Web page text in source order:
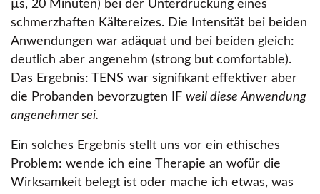
µs, 20 Minuten) bei der Unterdrückung eines
schmerzhaften Kältereizes. Die Intensität bei beiden
Anwendungen war adäquat und bei beiden gleich:
deutlich aber angenehm (strong but comfortable).
Das Ergebnis: TENS war signifikant effektiver aber
die Probanden bevorzugten IF weil diese Anwendung
angenehmer sei.
Ein solches Ergebnis stellt uns vor ein ethisches
Problem: wende ich eine Therapie an wofür die
Wirksamkeit belegt ist oder mache ich etwas, was